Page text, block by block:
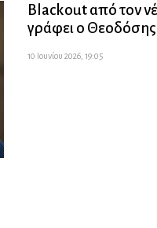
Blackout από τον
γράφει ο Θεοδόσης
10 Ιουνίου 2026, 19:05